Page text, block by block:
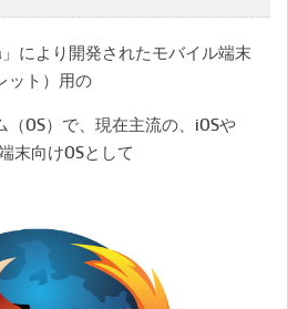
により開発されたモバイル端末
ット）用の
OS）で、現在主流の、iOSや
末向けOSとして